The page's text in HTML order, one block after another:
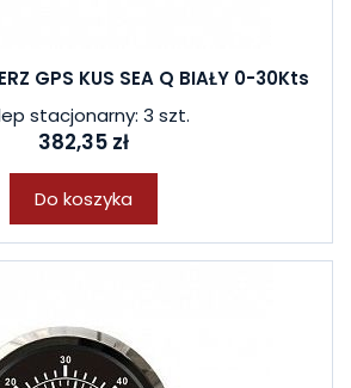
GPS KUS SEA Q BIAŁY 0-30Kts
stacjonarny: 3 szt.
382,35 zł
Do koszyka